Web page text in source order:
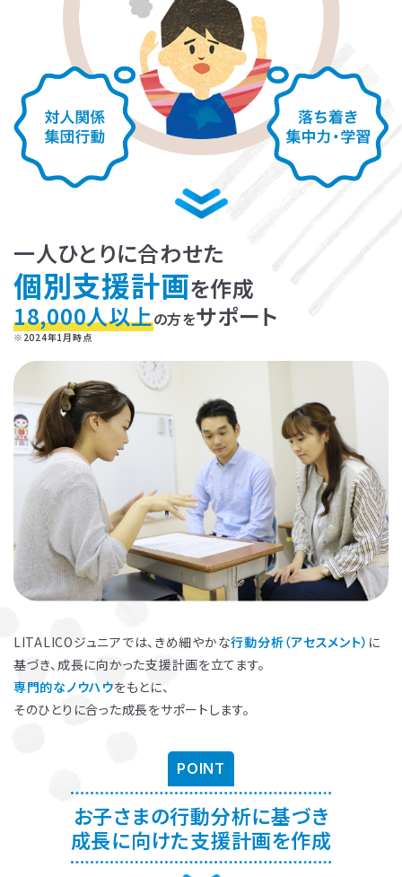
LITALICO研究所
一人ひとりに合わせた
個別支援計画を作成
18,000人以上の方をサポート
※2024年1月時点
LITALICOジュニアでは、きめ細やかな行動分析（アセスメント） に
基づき、成長に向かった支援計画を立てます。
専門的なノウハウをもとに、
そのひとりに合った成長をサポートします。
POINT
お子さまの行動分析に基づき
成長に向けた支援計画を作成
お子さまのやる気を引き出し、
保護者さまのストレス軽減に役立つ
よくある質問
ペアレントトレーニングを受講するとどんな効果がありますか？
り、怒る回数が減る、ということが研究を通して実証されています。
た、これまで1500名以上の方が受講され、「毎日のようにあった癇癪
が減った」「今まで何回言ってもやってくれなかった宿題をやるように
なった」など、多くの方にご好評をいただいています。
プログラムを聞くだけですか？